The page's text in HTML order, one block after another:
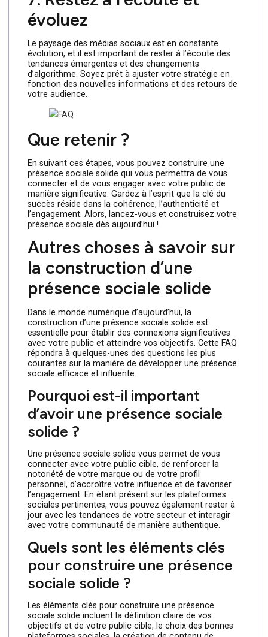
6. Utilisez des outils
d’analyse
Suivez vos progrès à l’aide d’outils d’analyse
disponibles sur les différentes plateformes sociales.
Cela vous permettra de comprendre ce qui fonctionne
et ce qui ne fonctionne pas, et d’ajuster votre
stratégie en conséquence.
7. Restez à l’écoute et
évoluez
Le paysage des médias sociaux est en constante
évolution, et il est important de rester à l’écoute des
tendances émergentes et des changements
d’algorithme. Soyez prêt à ajuster votre stratégie en
fonction des nouvelles informations et des retours de
votre audience.
Que retenir ?
En suivant ces étapes, vous pouvez construire une
présence sociale solide qui vous permettra de vous
connecter et de vous engager avec votre public de
manière significative. Gardez à l’esprit que la clé du
succès réside dans la cohérence, l’authenticité et
l’engagement. Alors, lancez-vous et construisez votre
présence sociale dès aujourd’hui !
Autres choses à savoir sur
la construction d’une
présence sociale solide
Dans le monde numérique d’aujourd’hui, la
construction d’une présence sociale solide est
essentielle pour établir des connexions significatives
avec votre public et atteindre vos objectifs. Cette FAQ
répondra à quelques-unes des questions les plus
courantes sur la manière de développer une présence
sociale efficace et influente.
Pourquoi est-il important
d’avoir une présence sociale
solide ?